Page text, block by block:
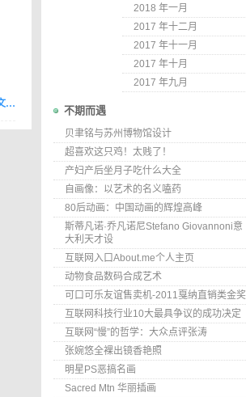
…
2018 年一月
2017 年十二月
2017 年十一月
2017 年十月
2017 年九月
不期而遇
贝聿铭与苏州博物馆设计
超喜欢这只鸡！太贱了！
产妇产后坐月子吃什么大全
自画像：以艺术的名义嗑药
80后动画：中国动画的辉煌高峰
斯蒂凡诺·乔凡诺尼Stefano Giovannoni意
大利天才设
互联网入口About.me个人主页
动物食品数码合成艺术
可口可乐友谊售卖机-2011戛纳直销类金奖
互联网科技行业10大最具争议的成功决定
互联网“慢”的哲学：大众点评张涛
张婉悠全裸出镜香艳照
明星PS恶搞名画
Sacred Mtn 华丽插画